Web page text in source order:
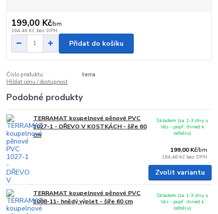
199,00 Kč/bm
164,46 Kč bez DPH
Přidat do košíku
Číslo produktu:
terra
Hlídat cenu / dostupnost
Podobné produkty
TERRAMAT koupelnové pěnové PVC
1027-1 - DŘEVO V KOSTKÁCH - šíře 60
cm
199,00 Kč/bm
164,46 Kč bez DPH
Skladem (za 1-3 dny u
Vás - popř. ihned k
odběru)
Zvolit variantu
TERRAMAT koupelnové pěnové PVC
1088-11- hnědý výplet - šíře 60 cm
Skladem (za 1-3 dny u
Vás - popř. ihned k
odběru)